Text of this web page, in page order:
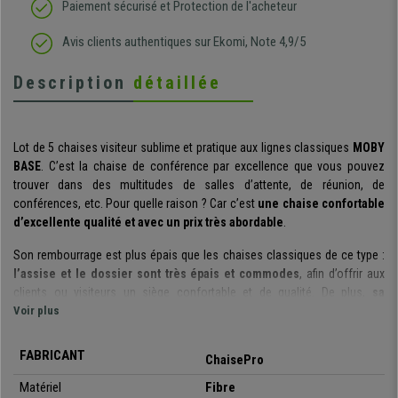
Paiement sécurisé et Protection de l'acheteur
Avis clients authentiques sur Ekomi, Note 4,9/5
Description détaillée
Lot de 5 chaises visiteur sublime et pratique aux lignes classiques MOBY
BASE. C’est la chaise de conférence par excellence que vous pouvez
trouver dans des multitudes de salles d’attente, de réunion, de
conférences, etc. Pour quelle raison ? Car c’est une chaise confortable
d’excellente qualité et avec un prix très abordable.
Son rembourrage est plus épais que les chaises classiques de ce type :
l’assise et le dossier sont très épais et commodes, afin d’offrir aux
clients ou visiteurs un siège confortable et de qualité. De plus,
structure est fabriquée avec un cadre en acier avec 4 pieds laqués
Il s’agit d’un modèle très pratique et polyvalent
lors de réunions, avec des clients, pour les salles d’attente, de
Voir plus
FABRICANT
ChaisePro
Matériel
Fibre